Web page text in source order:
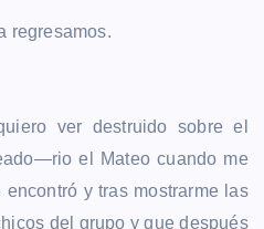
regresamos.
ver destruido sobre el
el Mateo cuando me
y tras mostrarme las
del grupo y que después